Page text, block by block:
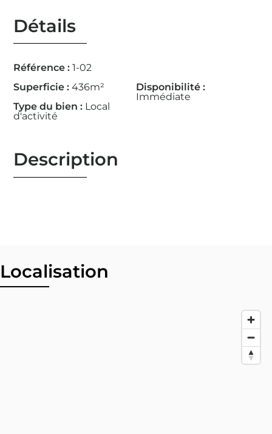
Détails
Référence :1-02
Superficie :436m²
Type du bien : Local
d'activité
Disponibilité :
Immédiate
Description
Localisation